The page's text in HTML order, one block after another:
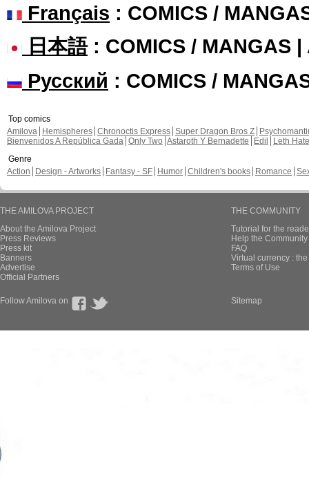
Français : COMICS /
日本語: COMICS / MANGAS |
Русский : COMICS /
Top comics
Amilova
Hemispheres Chronoctis Express Super Dragon Bros Z
Bienvenidos A República Gada Only Two Astaroth Y Bernadette Edil
Leth Hate
Genre
Action
Design - Artworks Fantasy - SF Humor Children's books Romance
THE AMILOVA PROJECT
About the Amilova Project
Press Reviews
Press kit
Banners
Advertise
Official Partners
THE COMMUNITY
Tutorial for the
Help the
FAQ
Virtual currency :
Terms of Use
Follow Amilova on Sitemap